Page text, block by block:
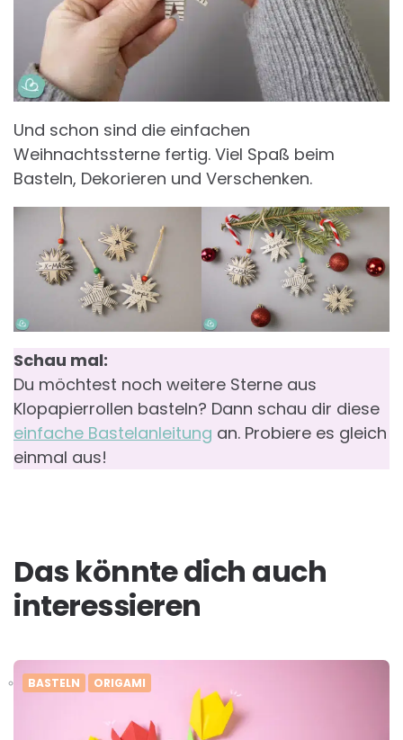
Und schon sind die einfachen
Weihnachtssterne fertig. Viel Spaß beim
Basteln, Dekorieren und Verschenken.
Schau mal:
Du möchtest noch weitere Sterne aus
Klopapierrollen basteln? Dann schau dir diese
einfache Bastelanleitung an. Probiere es gleich
einmal aus!
Das könnte dich auch
interessieren
BASTELN ORIGAMI